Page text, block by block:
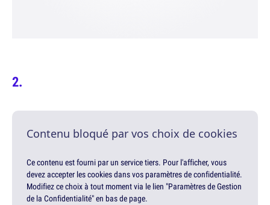
Contenu bloqué par vos choix de cookies
Ce contenu est fourni par un service tiers. Pour l'afficher, vous
devez accepter les cookies dans vos paramètres de confidentialité.
Modifiez ce choix à tout moment via le lien "Paramètres de Gestion
de la Confidentialité" en bas de page.